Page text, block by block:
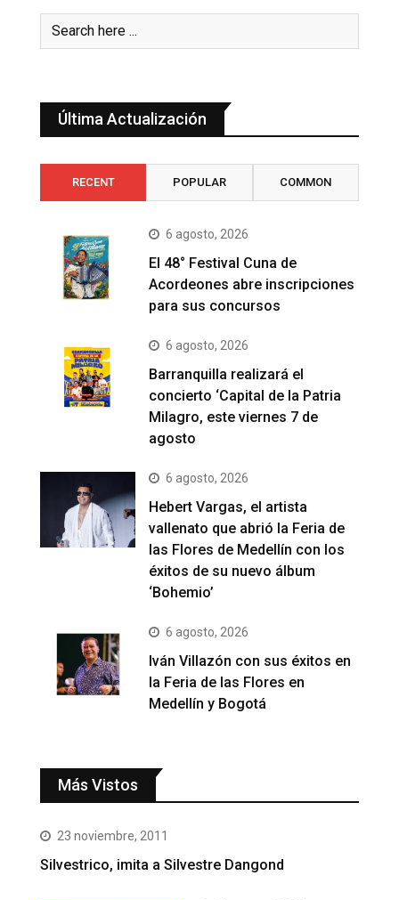
Última Actualización
RECENT POPULAR COMMON
6 agosto, 2026
El 48° Festival Cuna de
Acordeones abre inscripciones
para sus concursos
6 agosto, 2026
Barranquilla realizará el
concierto ‘Capital de la Patria
Milagro, este viernes 7 de
agosto
6 agosto, 2026
Hebert Vargas, el artista
vallenato que abrió la Feria de
las Flores de Medellín con los
éxitos de su nuevo álbum
‘Bohemio’
6 agosto, 2026
Iván Villazón con sus éxitos en
la Feria de las Flores en
Medellín y Bogotá
Más Vistos
23 noviembre, 2011
Silvestrico, imita a Silvestre Dangond